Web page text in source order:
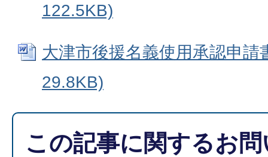
122.5KB)
大津市後援名義使用承認申請
29.8KB)
この記事に関するお